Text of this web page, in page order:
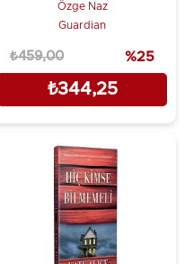
Özge Naz
Guardian
₺344,25
₺459,00 %25